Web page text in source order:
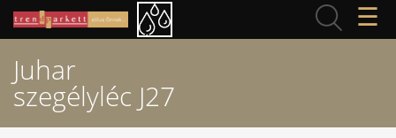
☰
Juhar
szegélyléc J27